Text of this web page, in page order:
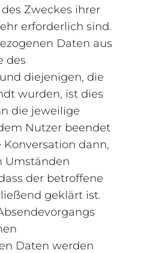
Zweckes ihrer
erforderlich sind.
Daten aus
des
diejenigen, die
wurden, ist dies
die jeweilige
Nutzer beendet
dann,
Umständen
der betroffene
geklärt ist.
Daten werden